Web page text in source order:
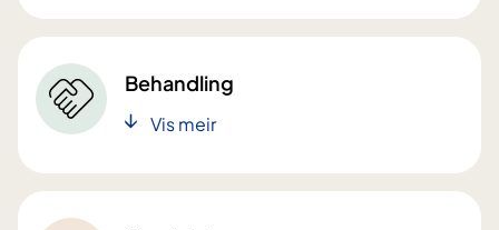
Behandling
Vis meir